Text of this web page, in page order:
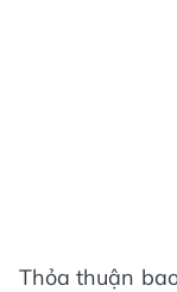
Thỏa thuận